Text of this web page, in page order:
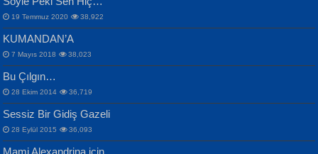
İPEK ACAR SERT
Gazze’nin Şecaati, Ümmetin İmtihanı...
Selahattin Yıldız
İdrakimle Üşürken...
ERDEM BAYAZIT
Sana, Bana, Vatanıma, Ülkemin
İnsanlarına Dair...
19 Temmuz 2020 38,922
KUMANDAN’A
7 Mayıs 2018 38,023
Bu Çılgın…
28 Ekim 2014 36,719
Sessiz Bir Gidiş Gazeli
28 Eylül 2015 36,093
Mami Alexandrina için